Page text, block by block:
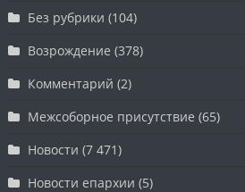
Без рубрики (104)
Возрождение (378)
Комментарий (2)
Межсоборное присутствие (65)
Новости (7 471)
Новости епархии (5)